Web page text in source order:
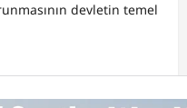
devletin temel